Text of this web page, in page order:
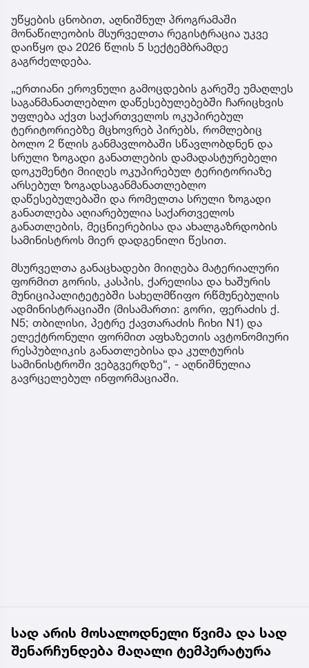
უწყების ცნობით, აღნიშნულ პროგრამაში
მონაწილეობის მსურველთა რეგისტრაცია უკვე
დაიწყო და 2026 წლის 5 სექტემბრამდე
გაგრძელდება.
„ერთიანი ეროვნული გამოცდების გარეშე უმაღლეს
საგანმანათლებლო დაწესებულებებში ჩარიცხვის
უფლება აქვთ საქართველოს ოკუპირებულ
ტერიტორიებზე მცხოვრებ პირებს, რომლებიც
ბოლო 2 წლის განმავლობაში სწავლობდნენ და
სრული ზოგადი განათლების დამადასტურებელი
დოკუმენტი მიიღეს ოკუპირებულ ტერიტორიაზე
არსებულ ზოგადსაგანმანათლებლო
დაწესებულებაში და რომელთა სრული ზოგადი
განათლება აღიარებულია საქართველოს
განათლების, მეცნიერებისა და ახალგაზრდობის
სამინისტროს მიერ დადგენილი წესით.
მსურველთა განაცხადები მიიღება მატერიალური
ფორმით გორის, კასპის, ქარელისა და ხაშურის
მუნიციპალიტეტებში სახელმწიფო რწმუნებულის
ადმინისტრაციაში (მისამართი: გორი, ფერაძის ქ.
N5; თბილისი, პეტრე ქავთარაძის ჩიხი N1) და
ელექტრონული ფორმით აფხაზეთის ავტონომიური
რესპუბლიკის განათლებისა და კულტურის
სამინისტროში ვებგვერდზე“, - აღნიშნულია
გავრცელებულ ინფორმაციაში.
სად არის მოსალოდნელი წვიმა და სად
შენარჩუნდება მაღალი ტემპერატურა